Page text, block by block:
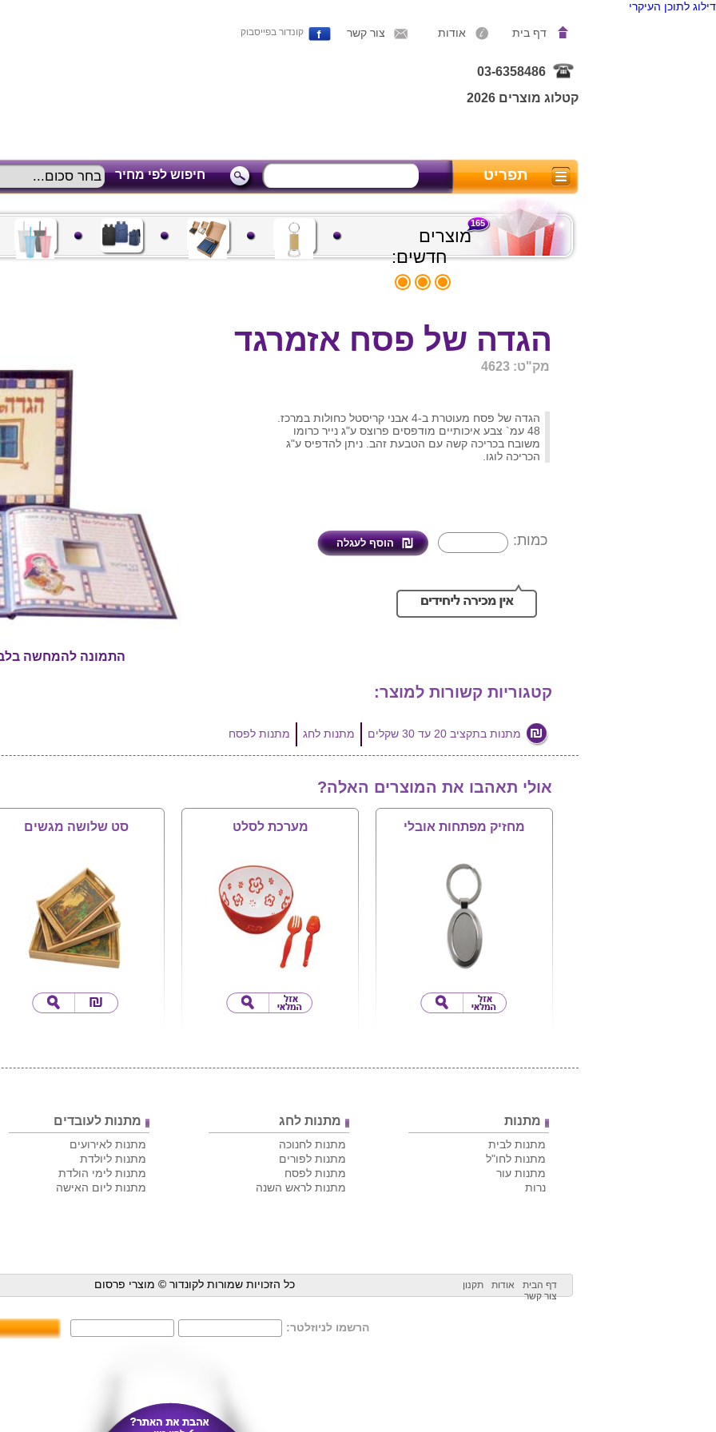
דילוג לתוכן העיקרי
דף בית אודות צור קשר קונדור בפייסבוק
03-6358486
קטלוג מוצרים 2026
תפריט חיפוש לפי מחיר
מוצרים
חדשים:
165
הגדה של פסח אזמרגד
מק"ט: 4623
התמונה להמחשה
הגדה של פסח מעוטרת ב-4 אבני קריסטל כחולות במרכז.
48 עמ` צבע איכותיים מודפסים פרוצס ע"ג נייר כרומו
משובח בכריכה קשה עם הטבעת זהב. ניתן להדפיס ע"ג
הכריכה לוגו.
כמות:
קטגוריות קשורות למוצר:
מתנות בתקציב 20 עד 30 שקלים מתנות לחג מתנות לפסח
אולי תאהבו את המוצרים האלה?
מחזיק מפתחות אובלי מערכת לסלט סט שלושה מגשים
מתנות
מתנות לבית
מתנות לחו"ל
מתנות עור
נרות
מתנות לחג
מתנות לחנוכה
מתנות לפורים
מתנות לפסח
מתנות לראש השנה
מתנות לעובדים
מתנות לאירועים
מתנות ליולדת
מתנות לימי הולדת
מתנות ליום האישה
דף הבית אודות
תקנון
צור קשר
כל הזכויות שמורות לקונדור © מוצרי פרסום
הרשמו לניוזלטר: